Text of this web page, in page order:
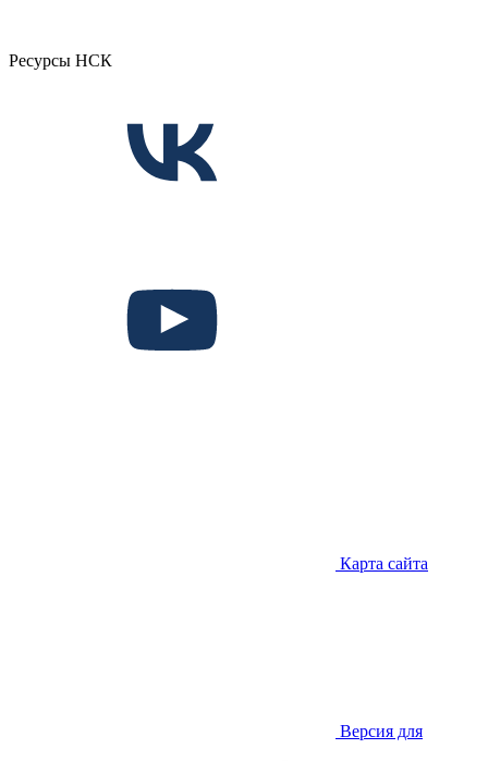
Ресурсы НСК
Карта сайта
Версия для